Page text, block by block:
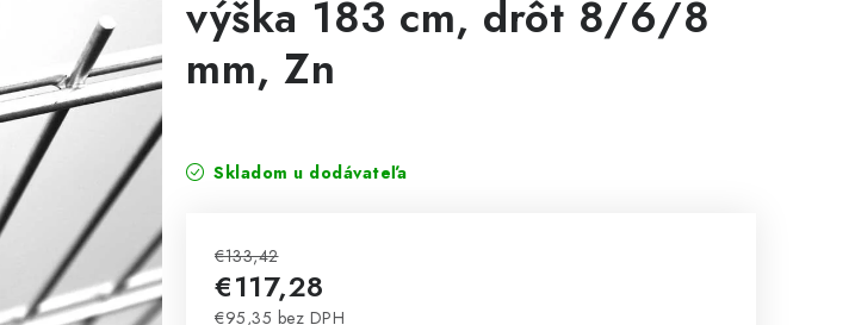
výška 183 cm, drôt 8/6/8
mm, Zn
Skladom u dodávateľa
€133,42
€117,28
€95,35 bez DPH